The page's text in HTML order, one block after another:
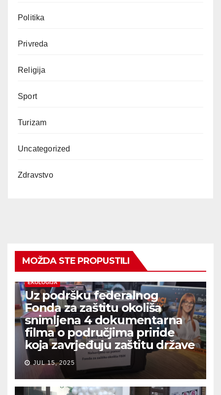
Politika
Privreda
Religija
Sport
Turizam
Uncategorized
Zdravstvo
MOŽDA STE PROPUSTILI
EKOLOGIJA
Uz podršku federalnog
Fonda za zaštitu okoliša
snimljena 4 dokumentarna
filma o područjima priride
koja zavrjeđuju zaštitu države
JUL 15, 2025